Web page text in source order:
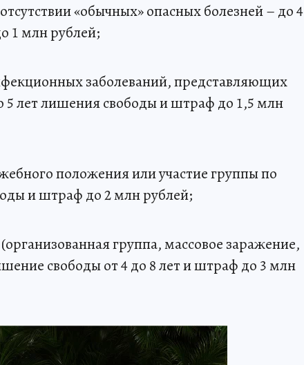
«обычных» опасных болезней – до 4
1 млн рублей;
заболеваний, представляющих
лет лишения свободы и штраф до 1,5 млн
положения или участие группы по
и штраф до 2 млн рублей;
группа, массовое заражение,
свободы от 4 до 8 лет и штраф до 3 млн